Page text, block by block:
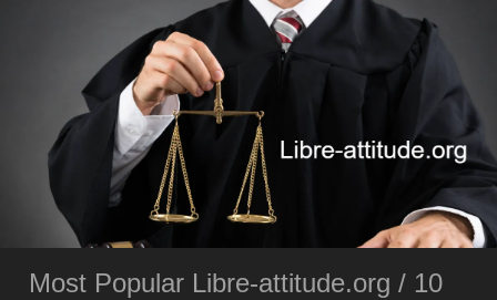
Most Popular Libre-attitude.org / 10